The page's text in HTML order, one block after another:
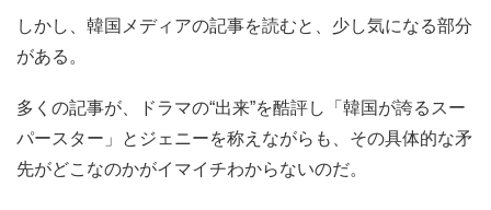
しかし、韓国メディアの記事を読むと、少し気になる部分
がある。
多くの記事が、ドラマの“出来”を酷評し「韓国が誇るスー
パースター」とジェニーを称えながらも、その具体的な矛
先がどこなのかがイマイチわからないのだ。